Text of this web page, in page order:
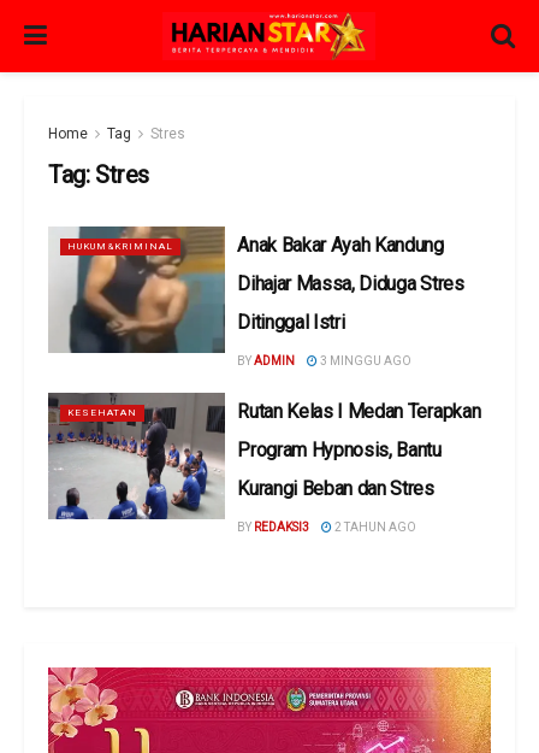
Home Tag Stres
Tag: Stres
HUKUM&KRIMINAL
Anak Bakar Ayah Kandung
Dihajar Massa, Diduga Stres
Ditinggal Istri
BYADMIN 3 MINGGU AGO
KESEHATAN
Rutan Kelas I Medan Terapkan
Program Hypnosis, Bantu
Kurangi Beban dan Stres
BY REDAKSI3 2 TAHUN AGO